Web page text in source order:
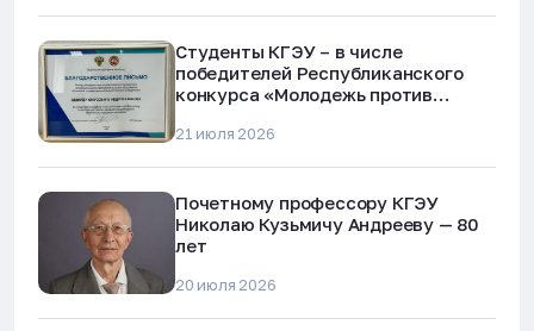
Студенты КГЭУ – в числе
победителей Республиканского
конкурса «Молодежь против
мошенничества»
21 июля 2026
Почетному профессору КГЭУ
Николаю Кузьмичу Андрееву — 80
лет
20 июля 2026